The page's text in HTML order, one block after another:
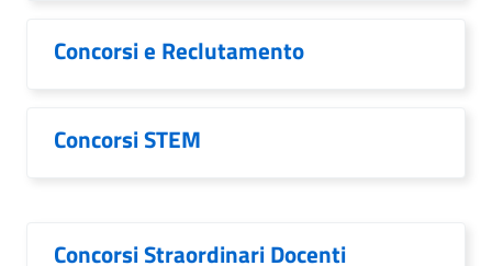
Concorsi e Reclutamento
Concorsi STEM
Concorsi Straordinari Docenti